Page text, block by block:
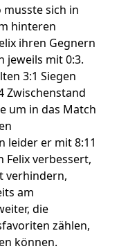
musste sich in
hinteren
ihren Gegnern
jeweils mit 0:3.
3:1 Siegen
Zwischenstand
um in das Match
leider er mit 8:11
Felix verbessert,
verhindern,
am
die
zählen,
können.